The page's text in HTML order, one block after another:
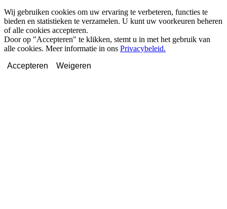
Wij gebruiken cookies om uw ervaring te verbeteren, functies te
bieden en statistieken te verzamelen. U kunt uw voorkeuren beheren
of alle cookies accepteren.
Door op "Accepteren" te klikken, stemt u in met het gebruik van
alle cookies. Meer informatie in ons Privacybeleid.
Accepteren
Weigeren